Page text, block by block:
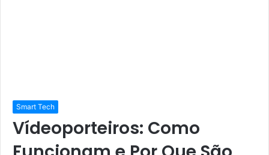
Smart Tech
Vídeoporteiros: Como